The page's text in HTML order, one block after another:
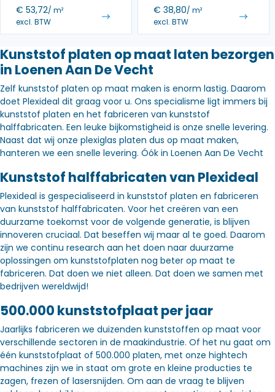
€ 53,72/ m²
excl. BTW
€ 38,80/ m²
excl. BTW
Kunststof platen op maat laten bezorgen
in Loenen Aan De Vecht
Zelf kunststof platen op maat maken is enorm lastig. Daarom
doet Plexideal dit graag voor u. Ons specialisme ligt immers bij
kunststof platen en het fabriceren van kunststof
halffabricaten. Een leuke bijkomstigheid is onze snelle levering.
Naast dat wij onze plexiglas platen dus op maat maken,
hanteren we een snelle levering. Óók in Loenen Aan De Vecht
Kunststof halffabricaten van Plexideal
Plexideal is gespecialiseerd in kunststof platen en fabriceren
van kunststof halffabricaten. Voor het creëren van een
duurzame toekomst voor de volgende generatie, is blijven
innoveren cruciaal. Dat beseffen wij maar al te goed. Daarom
zijn we continu research aan het doen naar duurzame
oplossingen om kunststofplaten nog beter op maat te
fabriceren. Dat doen we niet alleen. Dat doen we samen met
bedrijven wereldwijd!
500.000 kunststofplaat per jaar
Jaarlijks fabriceren we duizenden kunststoffen op maat voor
verschillende sectoren in de maakindustrie. Of het nu gaat om
één kunststofplaat of 500.000 platen, met onze hightech
machines zijn we in staat om grote en kleine producties te
zagen, frezen of lasersnijden. Om aan de vraag te blijven